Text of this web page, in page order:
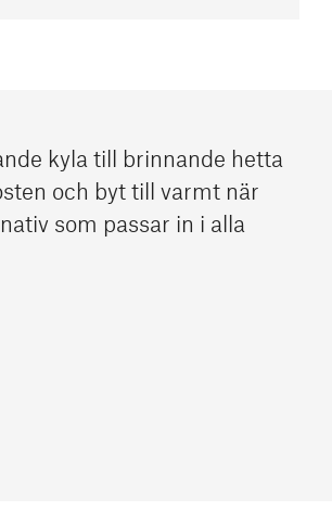
kyla till brinnande hetta
och byt till varmt när
som passar in i alla